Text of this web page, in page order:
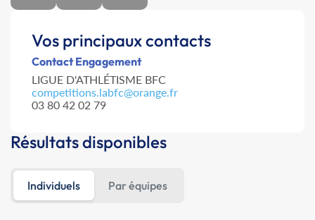
Vos principaux contacts
Contact Engagement
LIGUE D'ATHLÉTISME BFC
competitions.labfc@orange.fr
03 80 42 02 79
Résultats disponibles
Individuels Par équipes